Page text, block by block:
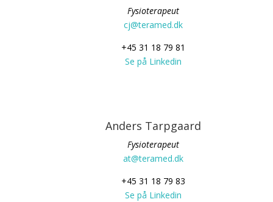
Fysioterapeut
cj@teramed.dk
+45 31 18 79 81
Se på Linkedin
Anders Tarpgaard
Fysioterapeut
at@teramed.dk
+45 31 18 79 83
Se på Linkedin